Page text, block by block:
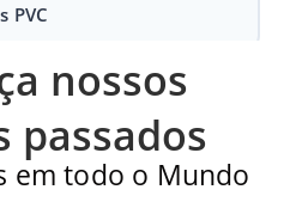
PVC
nossos
passados
em todo o Mundo